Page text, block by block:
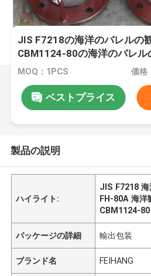
JIS F7218の海洋のバレルの
CBM1124-80の海洋のバレル
MOQ：1PCS 価格
ベストプライス
製品の説明
ハイライト:
JIS F7218
FH-80A 海洋
CBM1124-
パッケージの詳細 輸出包装
ブランド名 FEIHANG